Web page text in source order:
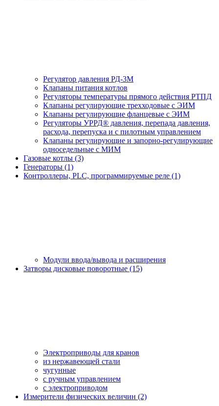
Регулятор давления РД-3М
Клапаны питания котлов
Регуляторы температуры прямого действия РТПД
Клапаны регулирующие трехходовые с ЭИМ
Клапаны регулирующие фланцевые с ЭИМ
Регуляторы УРРД® давления, перепада давления,
расхода, перепуска и с пилотным управлением
Клапаны регулирующие и запорно-регулирующие
односедельные с МИМ
Газовые котлы (3)
Генераторы (1)
Контроллеры, PLС, программируемые реле (1)
Модули ввода/вывода и расширения
Затворы дисковые поворотные (15)
Электроприводы для кранов
из нержавеющей стали
чугунные
с ручным управлением
c электроприводом
Измерители физических величин (2)